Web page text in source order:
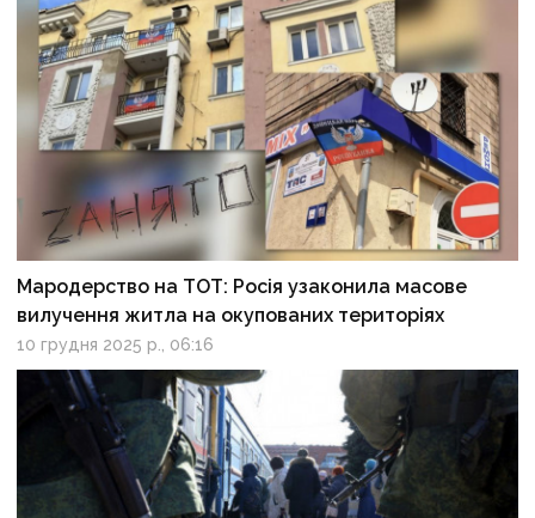
Мародерство на ТОТ: Росія узаконила масове
вилучення житла на окупованих територіях
10 грудня 2025 р., 06:16